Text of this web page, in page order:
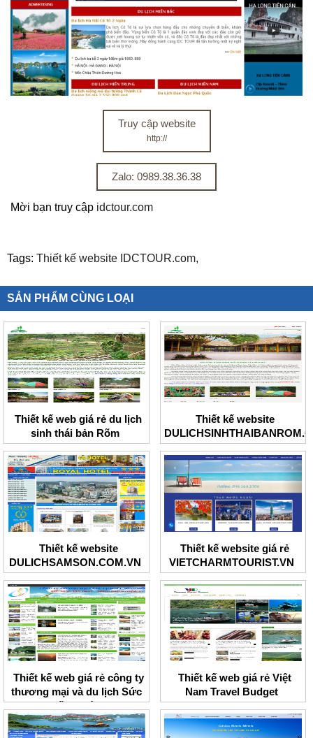
Truy cập website
http://
Zalo: 0989.38.36.38
Mời bạn truy cập idctour.com
Tags: Thiết kế website IDCTOUR.com,
SẢN PHẨM CÙNG LOẠI
Thiết kế web giá rẻ du lịch
sinh thái bản Rõm
Thiết kế website
Thiết kế website
DULICHSAMSON.COM.VN
Thiết kế website giá rẻ
VIETCHARMTOURIST.VN
Thiết kế web giá rẻ công ty
thương mại và du lịch Sức
sống mới
Thiết kế web giá rẻ Việt
Nam Travel Budget